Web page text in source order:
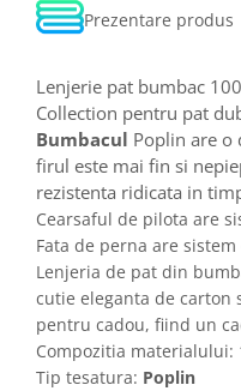
Prezentare produs
Lenjerie pat bumbac
Collection pentru pat
Bumbacul Poplin are o
firul este mai fin si
rezistenta ridicata in
Cearsaful de pilota are
Fata de perna are
Lenjeria de pat din
cutie eleganta de carton
pentru cadou, fiind un
Compozitia materialului:
Tip tesatura: Poplin